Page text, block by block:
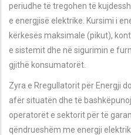
periudhe të tregohen të
e energjisë elektrike. Kursimi i
kërkesës maksimale (pikut),
e sistemit dhe në sigurimin e
gjithë konsumatorët.
Zyra e Rregullatorit për Energji
afër situatën dhe të
operatorët e sektorit për të
qëndrueshëm me energji